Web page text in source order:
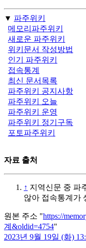
▼ 파주위키
메모리파주위키
새로운 파주위키
위키문서 작성방법
인기 파주위키
접속통계
최신 문서목록
파주위키 공지사항
파주위키 오늘
파주위키 운영
파주위키 정기구독
포토파주위키
자료 출처
↑ 지역신문 중 파
않아 접속통계가
원본 주소 "https://
계&oldid=4754"
2023년 9월 19일 (화)